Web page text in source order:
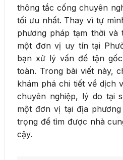
thông tắc cống chuyên
tối ưu nhất. Thay vì tự
phương pháp tạm thời và
một đơn vị uy tín tại
bạn xử lý vấn đề tận
toàn. Trong bài viết này,
khám phá chi tiết về dịch
chuyên nghiệp, lý do tại
một đơn vị tại địa
trọng để tìm được nhà
cậy.